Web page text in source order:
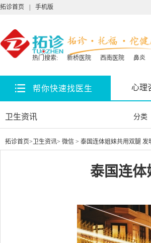
拓诊首页 手机版
热门搜索: 新桥医院 西南医院 鼻炎
帮你快速找医生 心理
卫生资讯 分类
拓诊首页> 卫生资讯> 微信 > 泰国连体姐妹共用双腿 发
泰国连体